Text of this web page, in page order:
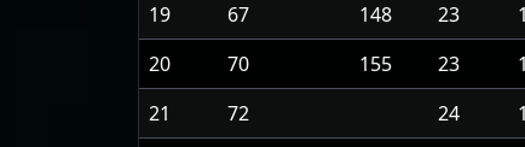
19
67 148 23
20
70 155 23
21
72 24